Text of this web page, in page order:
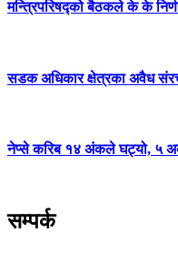
मन्त्रिपरिषद्को बैठकले के के
सडक अधिकार क्षेत्रका अवैध
नेप्से करिब १४ अंकले घट्यो, ५
सम्पर्क